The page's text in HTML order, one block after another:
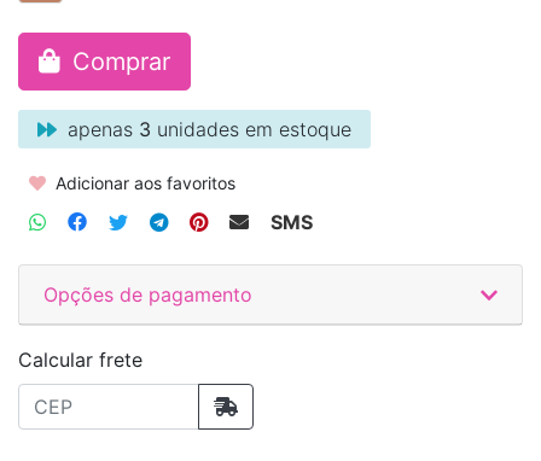
Comprar
apenas 3 unidades em estoque
Adicionar aos favoritos
SMS
Opções de pagamento
Calcular frete